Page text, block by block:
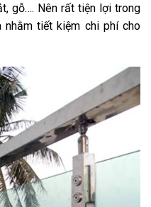
gỗ…. Nên rất tiện lợi trong
tiết kiệm chi phí cho